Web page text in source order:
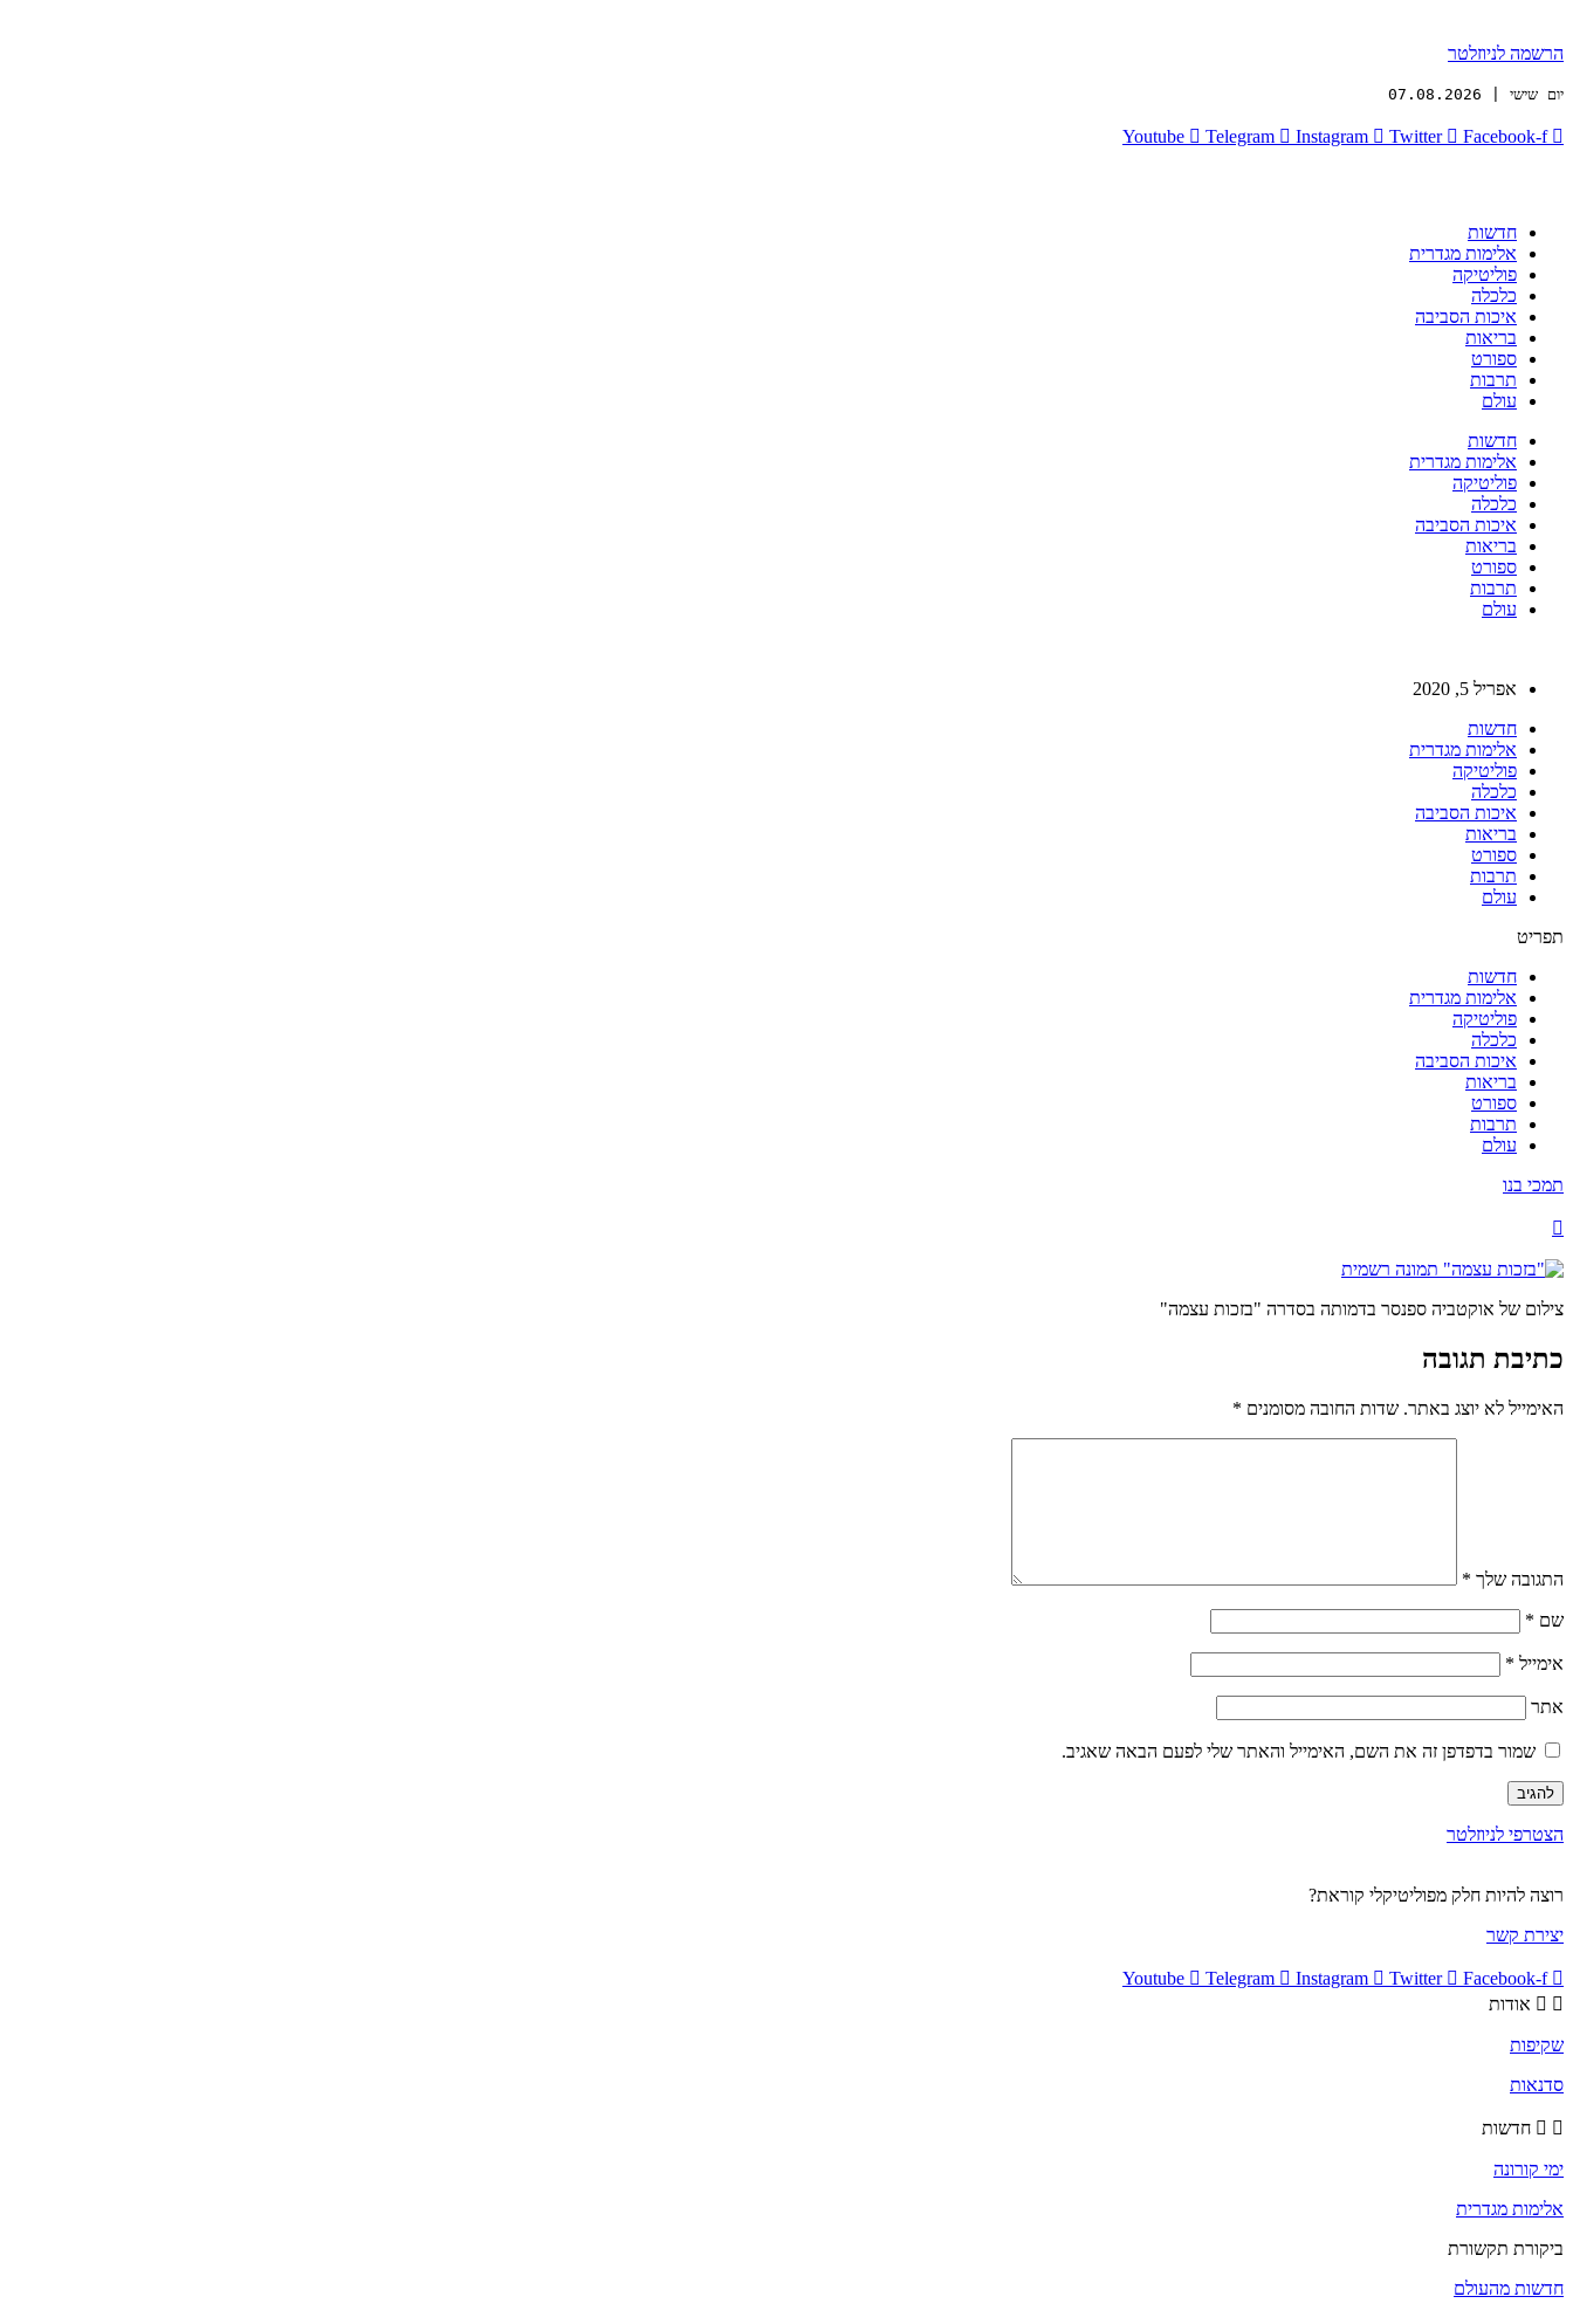
הרשמה לניוזלטר
יום שישי | 07.08.2026
Youtube Telegram Instagram Twitter Facebook-f
חדשות
אלימות מגדרית
פוליטיקה
כלכלה
איכות הסביבה
בריאות
ספורט
תרבות
עולם
חדשות
אלימות מגדרית
פוליטיקה
כלכלה
איכות הסביבה
בריאות
ספורט
תרבות
עולם
אפריל 5, 2020
חדשות
אלימות מגדרית
פוליטיקה
כלכלה
איכות הסביבה
בריאות
ספורט
תרבות
עולם
תפריט
חדשות
אלימות מגדרית
פוליטיקה
כלכלה
איכות הסביבה
בריאות
ספורט
תרבות
עולם
תמכי בנו
צילום של אוקטביה ספנסר בדמותה בסדרה "בזכות עצמה"
כתיבת תגובה
האימייל לא יוצג באתר. שדות החובה מסומנים *
התגובה שלך *
שם *
אימייל *
אתר
שמור בדפדפן זה את השם, האימייל והאתר שלי לפעם הבאה שאגיב.
הצטרפי לניוזלטר
רוצה להיות חלק מפוליטיקלי קוראת?
יצירת קשר
Youtube Telegram Instagram Twitter
Facebook-f
אודות
שקיפות
סדנאות
חדשות
ימי קורונה
אלימות מגדרית
ביקורת תקשורת
חדשות מהעולם